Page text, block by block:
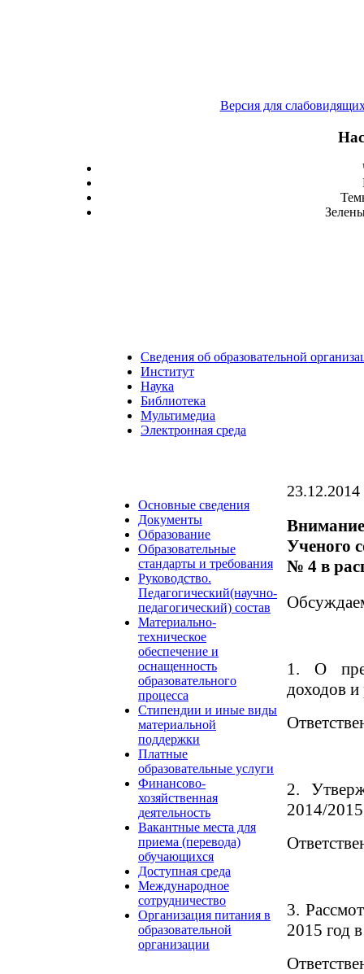
Версия для
Сведения об образовательной
Институт
Наука
Библиотека
Мультимедиа
Электронная среда
Основные сведения
Документы
Образование
Образовательные
стандарты и требования
Руководство.
Педагогический(научно-
педагогический) состав
Материально-
техническое
обеспечение и
оснащенность
образовательного
процесса
Стипендии и иные виды
материальной
поддержки
Платные
образовательные услуги
Финансово-
хозяйственная
деятельность
Вакантные места для
приема (перевода)
обучающихся
Доступная среда
Международное
сотрудничество
Организация питания в
образовательной
организации
23.12.2014
Ученого
№ 4 в
1. О
доходов и
2.
2014/
3.
2015 год